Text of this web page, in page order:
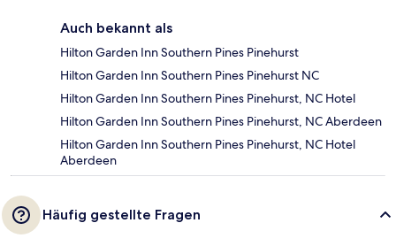
Auch bekannt als
Hilton Garden Inn Southern Pines Pinehurst
Hilton Garden Inn Southern Pines Pinehurst NC
Hilton Garden Inn Southern Pines Pinehurst, NC Hotel
Hilton Garden Inn Southern Pines Pinehurst, NC Aberdeen
Hilton Garden Inn Southern Pines Pinehurst, NC Hotel
Aberdeen
Häufig gestellte Fragen